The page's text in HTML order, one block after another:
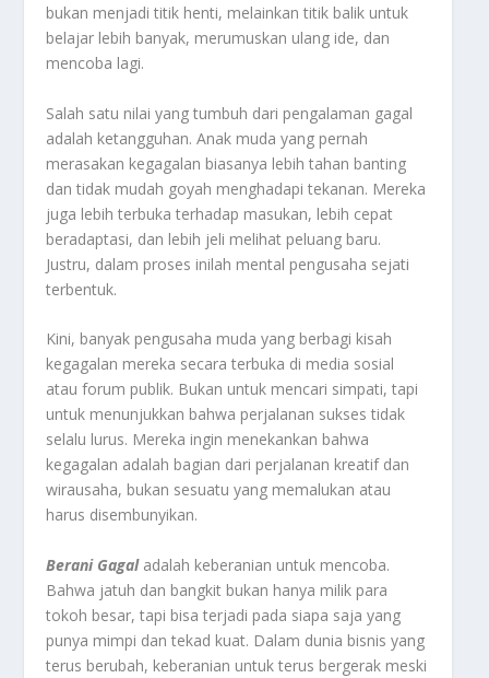
bukan menjadi titik henti, melainkan titik balik untuk
belajar lebih banyak, merumuskan ulang ide, dan
mencoba lagi.
Salah satu nilai yang tumbuh dari pengalaman gagal
adalah ketangguhan. Anak muda yang pernah
merasakan kegagalan biasanya lebih tahan banting
dan tidak mudah goyah menghadapi tekanan. Mereka
juga lebih terbuka terhadap masukan, lebih cepat
beradaptasi, dan lebih jeli melihat peluang baru.
Justru, dalam proses inilah mental pengusaha sejati
terbentuk.
Kini, banyak pengusaha muda yang berbagi kisah
kegagalan mereka secara terbuka di media sosial
atau forum publik. Bukan untuk mencari simpati, tapi
untuk menunjukkan bahwa perjalanan sukses tidak
selalu lurus. Mereka ingin menekankan bahwa
kegagalan adalah bagian dari perjalanan kreatif dan
wirausaha, bukan sesuatu yang memalukan atau
harus disembunyikan.
Berani Gagaladalah keberanian untuk mencoba.
Bahwa jatuh dan bangkit bukan hanya milik para
tokoh besar, tapi bisa terjadi pada siapa saja yang
punya mimpi dan tekad kuat. Dalam dunia bisnis yang
terus berubah, keberanian untuk terus bergerak meski